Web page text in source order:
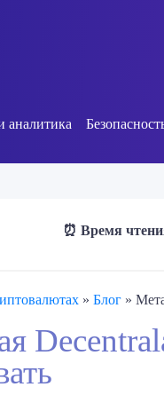
аналитика
⏰ Время
» Блог »